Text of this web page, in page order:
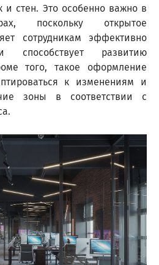
и стен. Это особенно важно в
поскольку открытое
сотрудникам эффективно
способствует развитию
того, такое оформление
к изменениям и
зоны в соответствии с